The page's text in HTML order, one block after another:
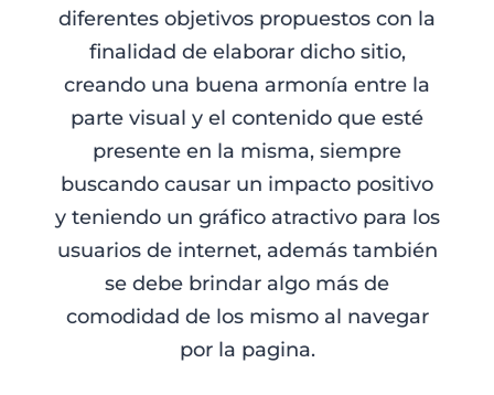
diferentes objetivos propuestos con la
finalidad de elaborar dicho sitio,
creando una buena armonía entre la
parte visual y el contenido que esté
presente en la misma, siempre
buscando causar un impacto positivo
y teniendo un gráfico atractivo para los
usuarios de internet, además también
se debe brindar algo más de
comodidad de los mismo al navegar
por la pagina.